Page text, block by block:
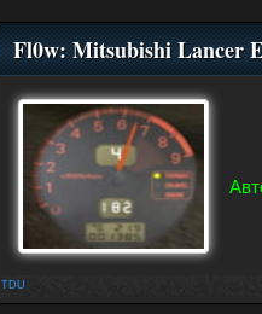
Fl0w: Mitsubishi Lancer
TDU